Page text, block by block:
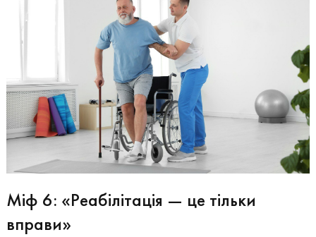
Міф 6: «Реабілітація — це тільки
вправи»